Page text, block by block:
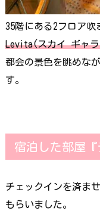
35階にある2フロア吹
Levita(スカイ ギャ
都会の景色を眺めな
す。
宿泊した部屋
チェックインを済ま
もらいました。